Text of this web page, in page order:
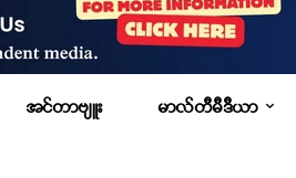
အင်တာဗျူး မာလ်တီမီဒီယာ